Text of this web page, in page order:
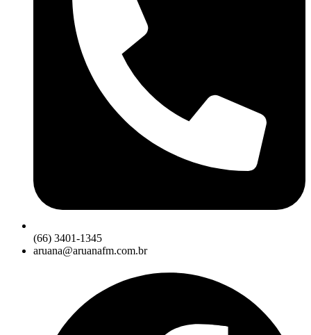
(66) 3401-1345
aruana@aruanafm.com.br